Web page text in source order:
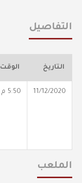
التفاصيل
التاريخ الوقت
11/12/2020 5:50 م
الملعب